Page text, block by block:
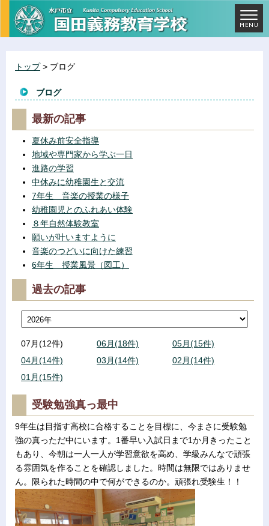
トップ> ブログ
ブログ
最新の記事
夏休み前安全指導
地域や専門家から学ぶ一日
進路の学習
中休みに幼稚園生と交流
7年生 音楽の授業の様子
幼稚園児とのふれあい体験
８年自然体験教室
願いが叶いますように
音楽のつどいに向けた練習
6年生 授業風景（図工）
過去の記事
07月(12件) 06月(18件)
05月(15件)
04月(14件)
03月(14件)
02月(14件)
01月(15件)
受験勉強真っ最中
9年生は目指す高校に合格することを目標に、今まさに受験勉
強の真っただ中にいます。1番早い入試日まで1か月きったこと
もあり、今朝は一人一人が学習意欲を高め、学級みんなで頑張
る雰囲気を作ることを確認しました。時間は無限ではありませ
ん。限られた時間の中で何ができるのか。頑張れ受験生！！